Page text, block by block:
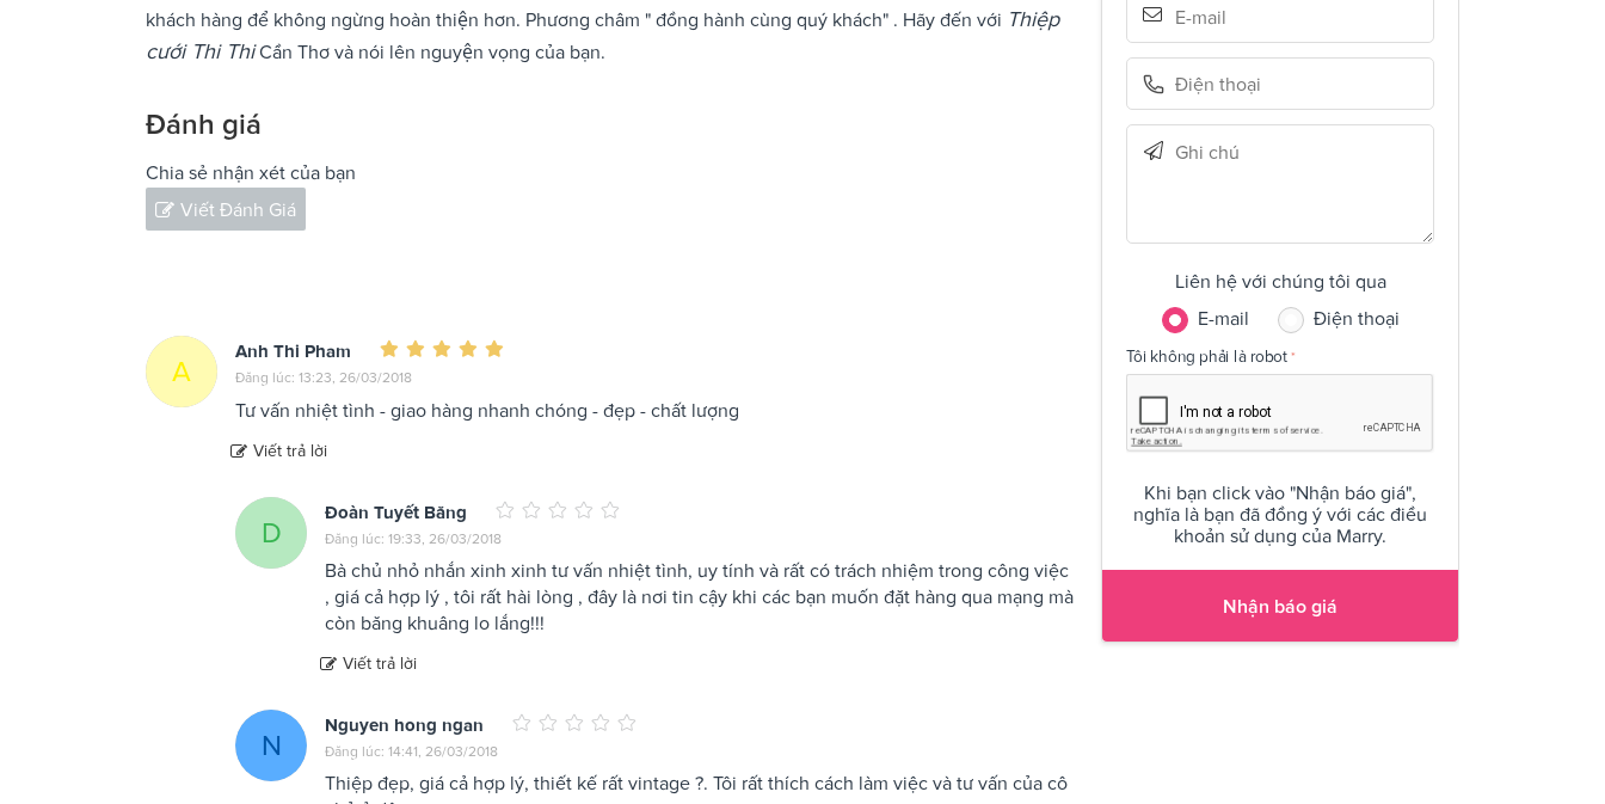
khách hàng để không ngừng hoàn thiện hơn. Phương châm " đồng hành cùng quý khách" . Hãy đến với Thiệp
cưới Thi ThiCần Thơ và nói lên nguyện vọng của bạn.
Đánh giá
Chia sẻ nhận xét của bạn
Viết Đánh Giá
A
Anh Thi Pham
Đăng lúc: 13:23, 26/03/2018
Tư vấn nhiệt tình - giao hàng nhanh chóng - đẹp - chất lượng
Viết trả lời
D
Đoàn Tuyết Băng
Đăng lúc: 19:33, 26/03/2018
Bà chủ nhỏ nhắn xinh xinh tư vấn nhiệt tình, uy tính và rất có trách nhiệm trong công việc
, giá cả hợp lý , tôi rất hài lòng , đây là nơi tin cậy khi các bạn muốn đặt hàng qua mạng mà
còn băng khuâng lo lắng!!!
Viết trả lời
N
Nguyen hong ngan
Đăng lúc: 14:41, 26/03/2018
Thiệp đẹp, giá cả hợp lý, thiết kế rất vintage ?. Tôi rất thích cách làm việc và tư vấn của cô
Liên hệ với chúng tôi qua
E-mail
Điện thoại
Tôi không phải là robot
Khi bạn click vào "Nhận báo giá",
nghĩa là bạn đã đồng ý với các điều
khoản sử dụng của Marry.
Nhận báo giá